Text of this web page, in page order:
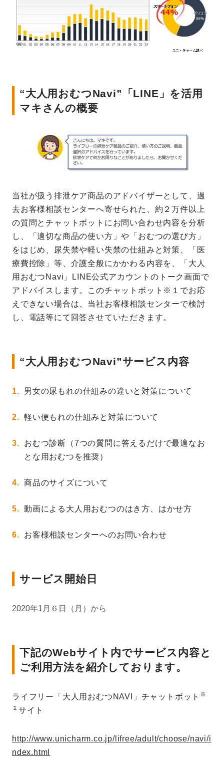
“大人用おむつNavi”「LINE」を活用
マキさんの概要
当社が扱う排泄ケア商品のアドバイザーとして、過
去お客様相談センターへ寄せられた、約２万件以上
の質問とチャットボットにお問い合わせ内容を分析
し、「適切な商品の使い方」や「おむつの選び方」
をはじめ、尿失禁や軽い失禁の仕組みと対策、「医
療費控除」等、介護全般にかかわる内容を、「大人
用おむつNavi」LINE公式アカウントのトーク画面で
アドバイスします。このチャットボット※１でお応
えできない場合は、当社お客様相談センターで検討
し、電話等にて回答させていただきます。
“大人用おむつNavi”サービス内容
男女の尿もれの仕組みの違いと対策について
軽い便もれの仕組みと対策について
おむつ診断（7つの質問に答えるだけで最適なお
とな用おむつを推奨）
商品のサイズについて
動画による大人用おむつのはき方、はかせ方
お客様相談センターへのお問い合わせ
サービス開始日
2020年1月６日（月）から
下記のWebサイト内でサービス内容と
ご利用方法を紹介しております。
ライフリー「大人用おむつNAVI」チャットボット ※
１ サイト
http://www.unicharm.co.jp/lifree/adult/choose/navi/i
ndex.html